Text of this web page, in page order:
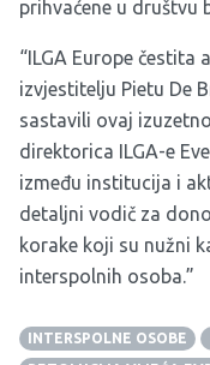
prihvaćene u društvu
“ILGA Europe čestita
izvjestitelju Pietu De
sastavili ovaj
direktorica ILGA-e
između institucija i
detaljni vodič za
korake koji su nužni
interspolnih osoba.”
INTERSPOLNE OSOBE